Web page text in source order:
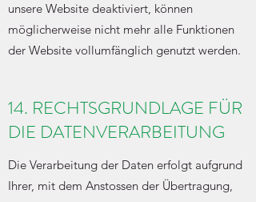
unsere Website deaktiviert, können
möglicherweise nicht mehr alle Funktionen
der Website vollumfänglich genutzt werden.
14. RECHTSGRUNDLAGE FÜR
DIE DATENVERARBEITUNG
Die Verarbeitung der Daten erfolgt aufgrund
Ihrer, mit dem Anstossen der Übertragung,